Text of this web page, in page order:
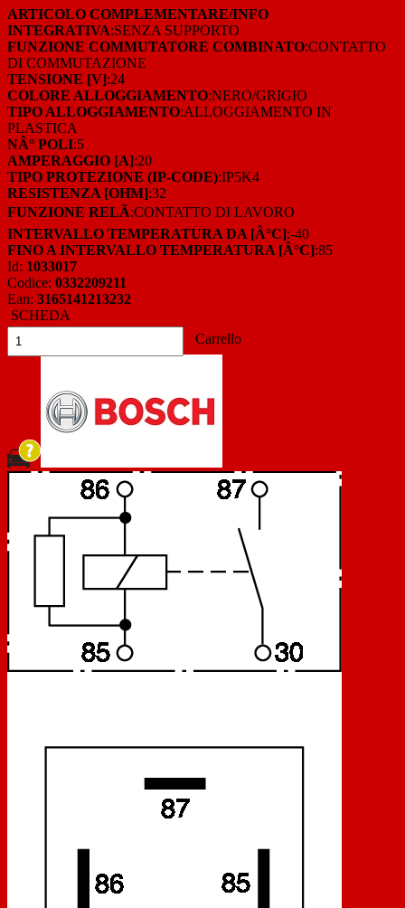
ARTICOLO COMPLEMENTARE/INFO
INTEGRATIVA:SENZA SUPPORTO
FUNZIONE COMMUTATORE COMBINATO:CONTATTO
DI COMMUTAZIONE
TENSIONE [V]:24
COLORE ALLOGGIAMENTO:NERO/GRIGIO
TIPO ALLOGGIAMENTO:ALLOGGIAMENTO IN
PLASTICA
NÂ° POLI:5
AMPERAGGIO [A]:20
TIPO PROTEZIONE (IP-CODE):IP5K4
RESISTENZA [OHM]:32
FUNZIONE RELÃ:CONTATTO DI LAVORO
INTERVALLO TEMPERATURA DA [Â°C]:-40
FINO A INTERVALLO TEMPERATURA [Â°C]:85
Id: 1033017
Codice: 0332209211
Ean: 3165141213232
SCHEDA
Carrello